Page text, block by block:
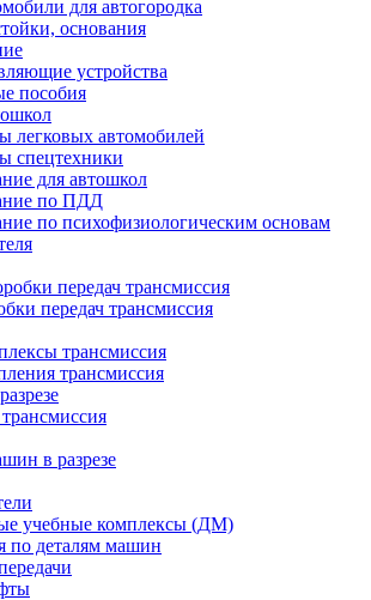
для автогородка
основания
устройства
пособия
легковых автомобилей
спецтехники
для автошкол
по ПДД
по психофизиологическим основам
передач трансмиссия
передач трансмиссия
трансмиссия
трансмиссия
в разрезе
учебные комплексы (ДМ)
по деталям машин